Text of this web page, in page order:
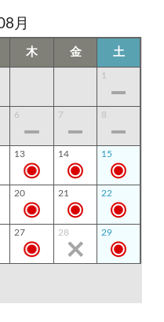
月
木 金 土
1
6 7 8
13 14 15
20 21 22
27 28 29